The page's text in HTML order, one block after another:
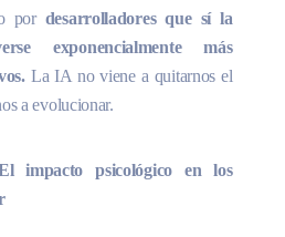
por desarrolladores que sí la
exponencialmente más
La IA no viene a quitarnos el
a evolucionar.
impacto psicológico en los